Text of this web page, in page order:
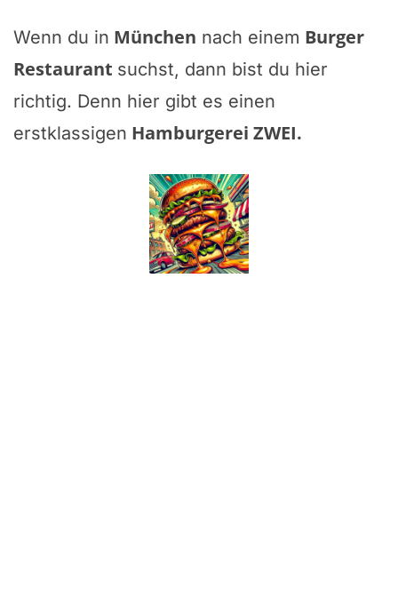
Wenn du in München nach einem Burger
Restaurant suchst, dann bist du hier
richtig. Denn hier gibt es einen
erstklassigen Hamburgerei ZWEI.